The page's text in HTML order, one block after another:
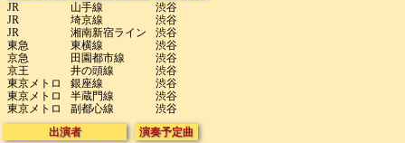
JR
JR
JR
東急
京急
京王
東京メトロ
東京メトロ
東京メトロ
山手線
埼京線
湘南新宿ライン
東横線
田園都市線
井の頭線
銀座線
半蔵門線
副都心線
渋谷
渋谷
渋谷
渋谷
渋谷
渋谷
渋谷
渋谷
渋谷
出演者
演奏予定曲